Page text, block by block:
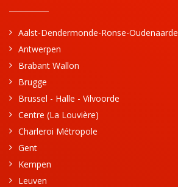
Aalst-Dendermonde-Ronse-Oudenaarde
Antwerpen
Brabant Wallon
Brugge
Brussel - Halle - Vilvoorde
Centre (La Louvière)
Charleroi Métropole
Gent
Kempen
Leuven